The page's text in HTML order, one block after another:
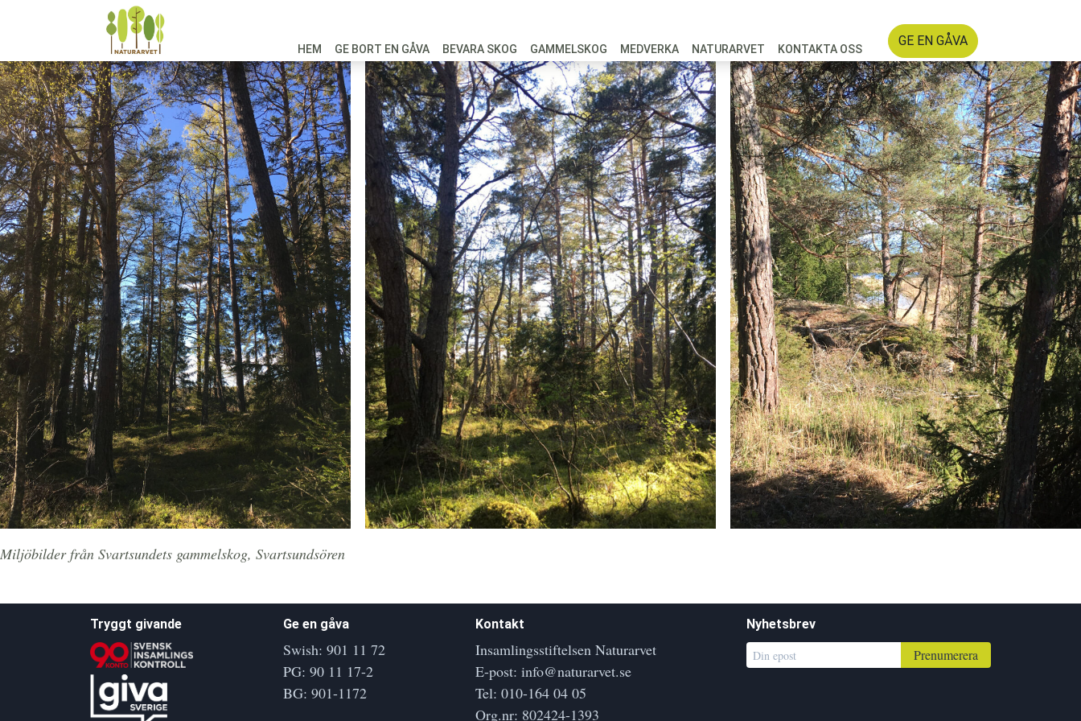
HEM GE BORT EN GÅVA BEVARA SKOG GAMMELSKOG MEDVERKA NATURARVET KONTAKTA OSS
GE EN GÅVA
Miljöbilder från Svartsundets gammelskog, Svartsundsören
Tryggt givande Ge en gåva
Swish: 901 11 72
PG: 90 11 17-2
BG: 901-1172
Kontakt
Insamlingsstiftelsen Naturarvet
E-post: info@naturarvet.se
Tel: 010-164 04 05
Org.nr: 802424-1393
Nyhetsbrev
Prenumerera